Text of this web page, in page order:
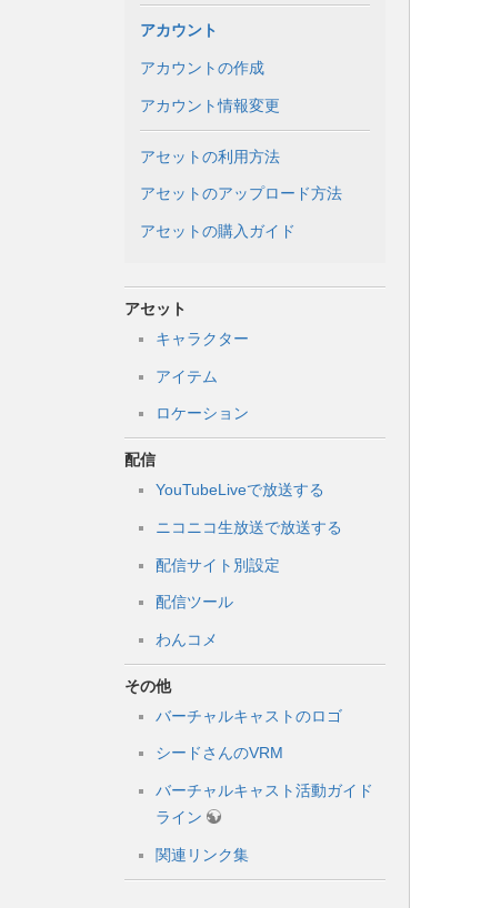
アカウント
アカウントの作成
アカウント情報変更
アセットの利用方法
アセットのアップロード方法
アセットの購入ガイド
アセット
キャラクター
アイテム
ロケーション
配信
YouTubeLiveで放送する
ニコニコ生放送で放送する
配信サイト別設定
配信ツール
わんコメ
その他
バーチャルキャストのロゴ
シードさんのVRM
バーチャルキャスト活動ガイド
ライン
関連リンク集